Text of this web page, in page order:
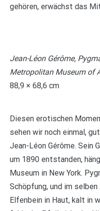
gehören, erwächst das
Jean-Léon Gérôme,
Metropolitan Museum of
88,9 × 68,6 cm
Diesen erotischen
sehen wir noch einmal,
Jean-Léon Gérôme. Sein
um 1890 entstanden,
Museum in New York.
Schöpfung, und im
Elfenbein in Haut, kalt in